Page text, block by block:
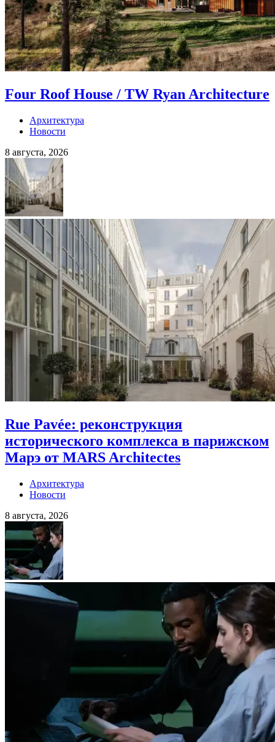
Four Roof House / TW Ryan Architecture
Архитектура
Новости
8 августа, 2026
Rue Pavée: реконструкция
исторического комплекса в парижском
Марэ от MARS Architectes
Архитектура
Новости
8 августа, 2026